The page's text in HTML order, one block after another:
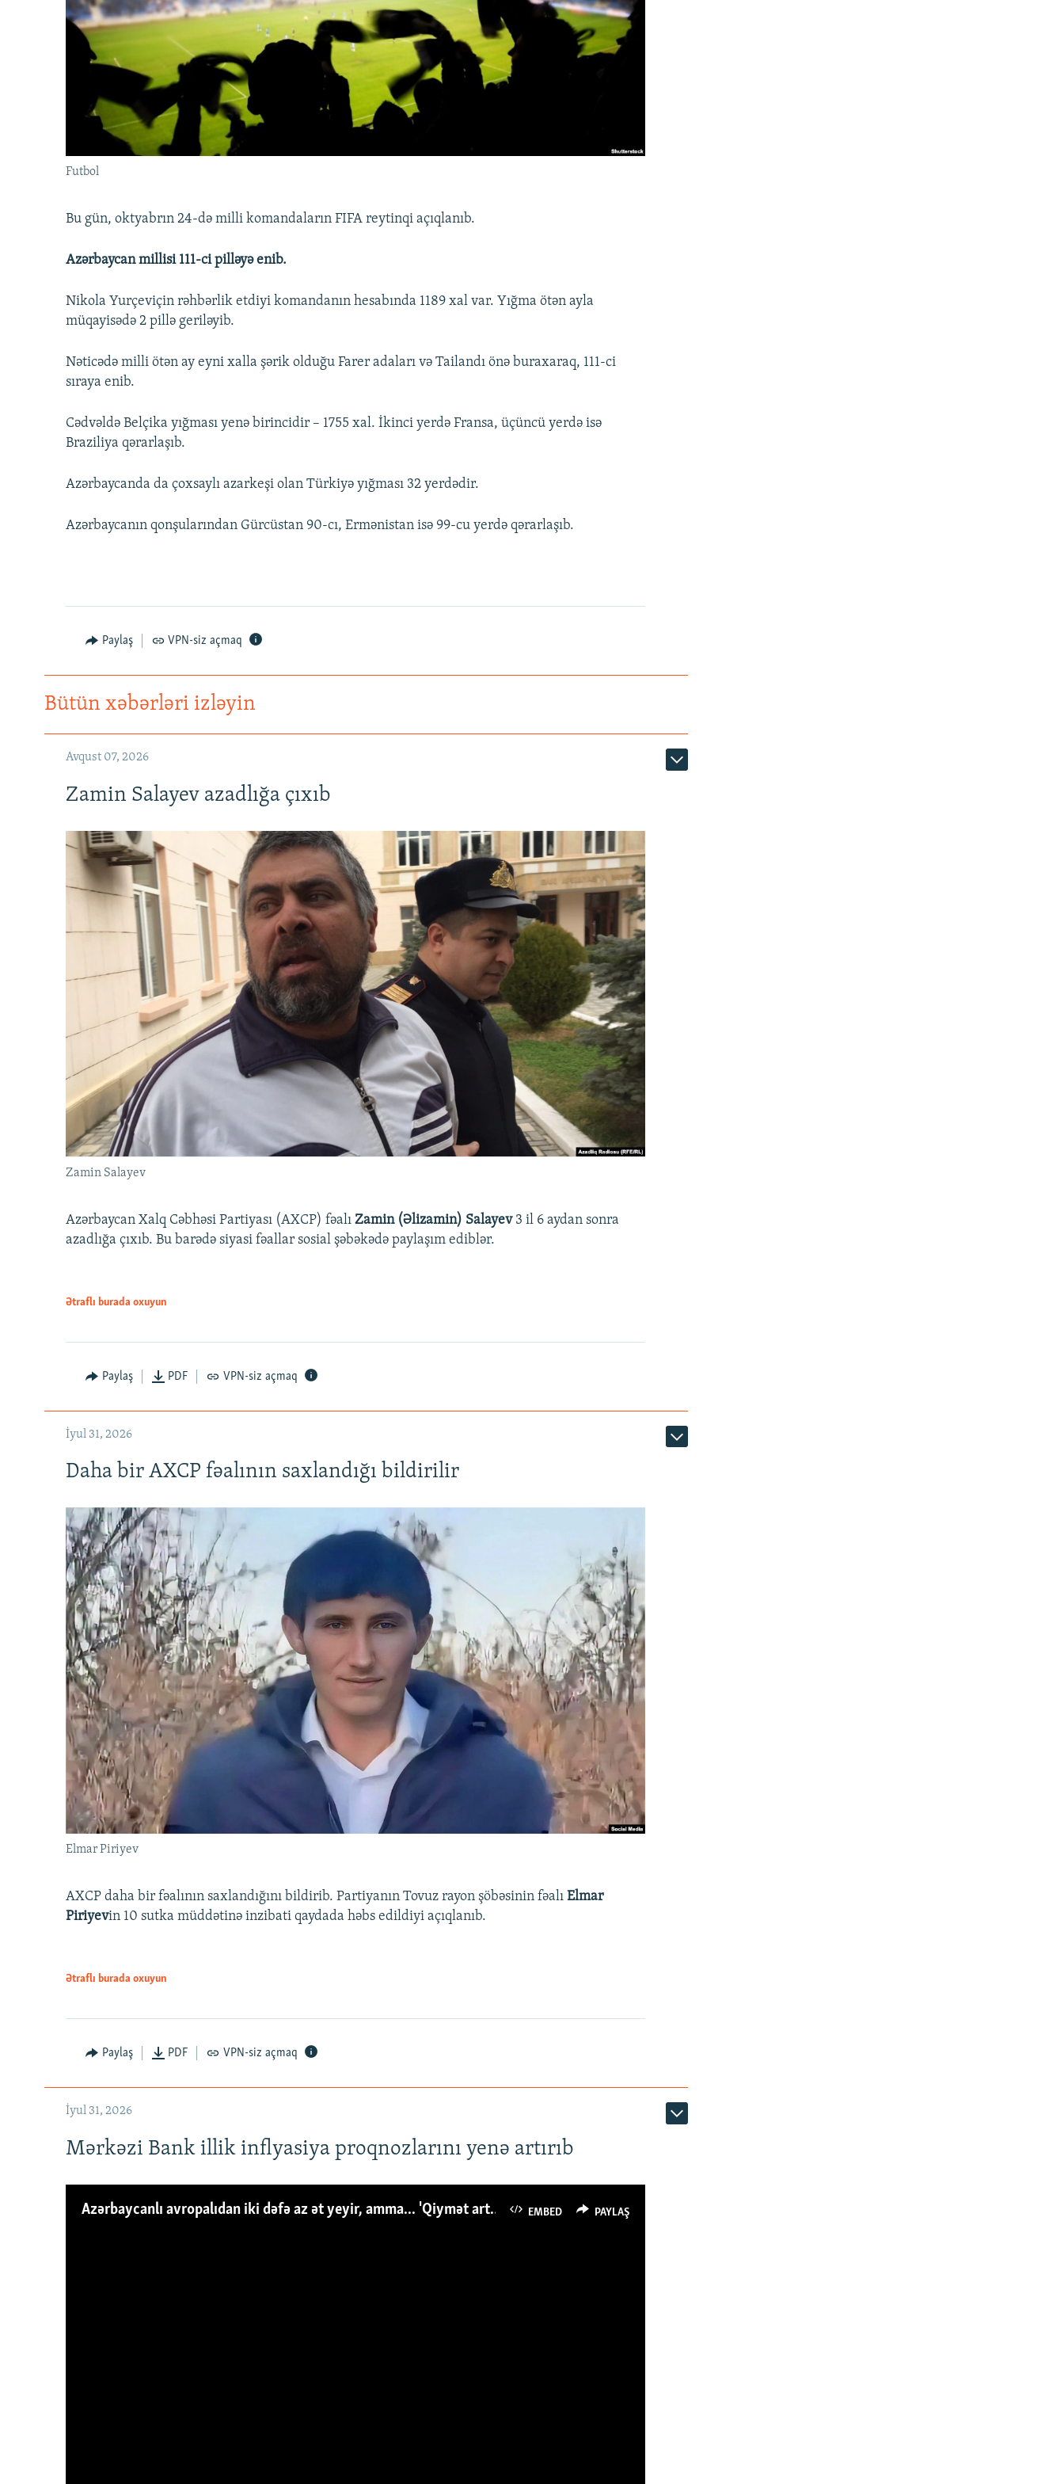
KARIKATURA
İSLAM VƏ DEMOKRATIYA
İZ - MƏDƏNIYYƏT PROQRAMI
PEŞƏ ETIKASI VƏ JURNALISTIKA
STANDARTLARIMIZ
MATERIALLARIMIZDAN ISTIFADƏ
AZADLIQRADIOSU MOBIL TELEFONUNUZDA
Futbol
Bu gün, oktyabrın 24-də milli komandaların FIFA reytinqi açıqlanıb.
Azərbaycan millisi 111-ci pilləyə enib.
Nikola Yurçeviçin rəhbərlik etdiyi komandanın hesabında 1189 xal var. Yığma ötən ayla
müqayisədə 2 pillə geriləyib.
Nəticədə milli ötən ay eyni xalla şərik olduğu Farer adaları və Tailandı önə buraxaraq, 111-ci
sıraya enib.
Cədvəldə Belçika yığması yenə birincidir – 1755 xal. İkinci yerdə Fransa, üçüncü yerdə isə
Braziliya qərarlaşıb.
Azərbaycanda da çoxsaylı azarkeşi olan Türkiyə yığması 32 yerdədir.
Azərbaycanın qonşularından Gürcüstan 90-cı, Ermənistan isə 99-cu yerdə qərarlaşıb.
Paylaş VPN-siz açmaq
Bütün xəbərləri izləyin
Avqust 07, 2026
Zamin Salayev azadlığa çıxıb
Zamin Salayev
Azərbaycan Xalq Cəbhəsi Partiyası (AXCP) fəalı Zamin (Əlizamin) Salayev 3 il 6 aydan sonra
azadlığa çıxıb. Bu barədə siyasi fəallar sosial şəbəkədə paylaşım ediblər.
Ətraflı burada oxuyun
Paylaş PDF VPN-siz açmaq
İyul 31, 2026
Daha bir AXCP fəalının saxlandığı bildirilir
Elmar Piriyev
AXCP daha bir fəalının saxlandığını bildirib. Partiyanın Tovuz rayon şöbəsinin fəalı Elmar
Piriyevin 10 sutka müddətinə inzibati qaydada həbs edildiyi açıqlanıb.
Ətraflı burada oxuyun
Paylaş PDF VPN-siz açmaq
İyul 31, 2026
Mərkəzi Bank illik inflyasiya proqnozlarını yenə artırıb
EMBED PAYLAŞ
Azərbaycanlı avropalıdan iki dəfə az ət yeyir, amma... 'Qiymət artımı qaçılmazdır'